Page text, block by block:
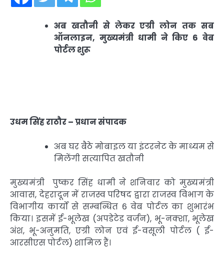
अब खतौनी से लेकर एग्री लोन तक सब
ऑनलाइन, मुख्यमंत्री धामी ने किए 6 वेब
पोर्टल शुरू
उधम सिंह राठौर – प्रधान संपादक
अब घर बैठे मोबाइल या इंटरनेट के माध्यम से
मिलेंगी सत्यापित खतौनी
मुख्यमंत्री पुष्कर सिंह धामी ने शनिवार को मुख्यमंत्री
आवास, देहरादून में राजस्व परिषद द्वारा राजस्व विभाग के
विभागीय कार्यों से सम्बन्धित 6 वेब पोर्टल का शुभारंभ
किया। इसमें ई-भूलेख (अपडेटेड वर्जन), भू-नक्शा, भूलेख
अंश, भू-अनुमति, एग्री लोन एवं ई-वसूली पोर्टल ( ई-
आरसीएस पोर्टल) शामिल हैं।